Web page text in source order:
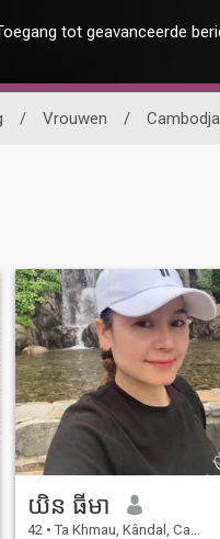
tot geavanceerde
/ Vrouwen /
យិន ធីមា
42 • Ta Khmau, Kândal, Cambodja